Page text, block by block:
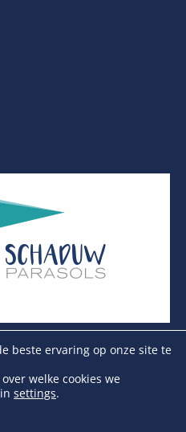
© 2026. Alle Rechten
beste ervaring op onze site te
welke cookies we
settings.